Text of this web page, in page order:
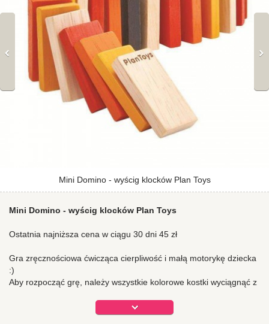
Mini Domino - wyścig klocków Plan Toys
Mini Domino - wyścig klocków Plan Toys
Ostatnia najniższa cena w ciągu 30 dni 45 zł
Gra zręcznościowa ćwicząca cierpliwość i małą motorykę dziecka
:)
Aby rozpocząć grę, należy wszystkie kolorowe kostki wyciągnąć z
Należy to zrobić wyjątkowo starannie, jeden niewłaściwy ruch i
trzeba będzie układać od początku!